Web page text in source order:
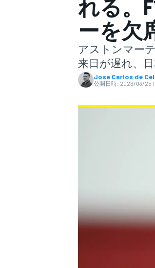
スーパーフォーミュラ
れる。
ーを欠
アストンマー
来日が遅れ、
Jose Carlos de
公開日時: 2026/03/25